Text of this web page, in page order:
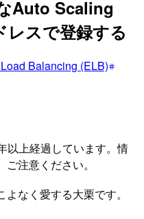
Auto Scaling
スで登録する
Balancing (ELB)
以上経過しています。情
注意ください。
なく愛する大栗です。